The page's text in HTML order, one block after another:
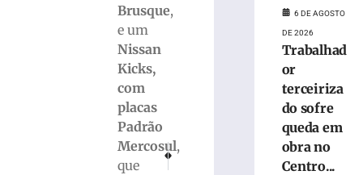
Brusque,
e um
Nissan
Kicks,
com
placas
Padrão
Mercosul,
que
Pedestre é atropelado na madrugada
PRÓXIMO
Incêndio atinge residência no Centro de Penha
margens
Papanduva
6 DE AGOSTO
DE 2026
Trabalhad
or
terceiriza
do sofre
queda em
obra no
Centro...